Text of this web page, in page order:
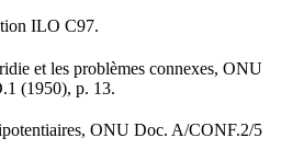
ILO C97.
et les problèmes connexes, ONU
(1950), p. 13.
ONU Doc. A/CONF.2/5